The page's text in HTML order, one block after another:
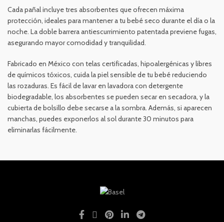
Cada pañal incluye tres absorbentes que ofrecen máxima
protección, ideales para mantener a tu bebé seco durante el día o la
noche. La doble barrera antiescurrimiento patentada previene fugas,
asegurando mayor comodidad y tranquilidad.
Fabricado en México con telas certificadas, hipoalergénicas y libres
de químicos tóxicos, cuida la piel sensible de tu bebé reduciendo
las rozaduras. Es fácil de lavar en lavadora con detergente
biodegradable, los absorbentes se pueden secar en secadora, y la
cubierta de bolsillo debe secarse a la sombra. Además, si aparecen
manchas, puedes exponerlos al sol durante 30 minutos para
eliminarlas fácilmente.